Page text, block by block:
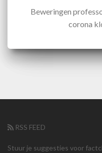
Beweringen
corona
RSS FEED
Stuur je suggesties voor